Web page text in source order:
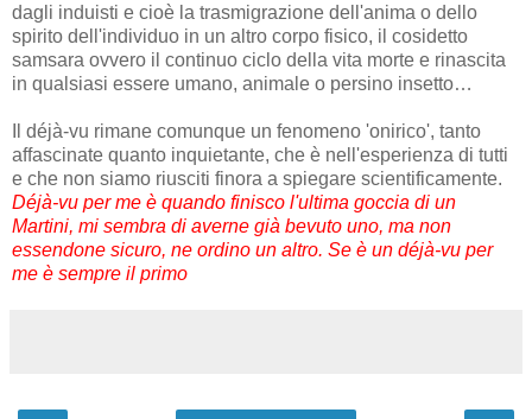
dagli induisti e cioè la trasmigrazione dell'anima o dello
spirito dell'individuo in un altro corpo fisico, il cosidetto
samsara ovvero il continuo ciclo della vita morte e rinascita
in qualsiasi essere umano, animale o persino insetto…
Il déjà-vu rimane comunque un fenomeno 'onirico', tanto
affascinate quanto inquietante, che è nell'esperienza di tutti
e che non siamo riusciti finora a spiegare scientificamente.
Déjà-vu per me è quando finisco l'ultima goccia di un
Martini, mi sembra di averne già bevuto uno, ma non
essendone sicuro, ne ordino un altro. Se è un déjà-vu per
me è sempre il primo